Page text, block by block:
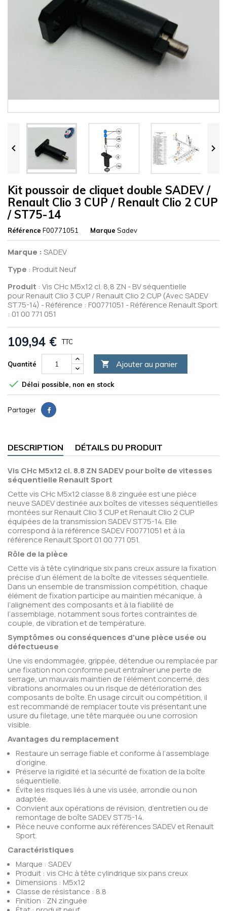
 
Kit poussoir de cliquet double SADEV /
Renault Clio 3 CUP / Renault Clio 2 CUP
/ ST75-14
Référence F00771051 Marque Sadev
Marque : SADEV
Type : Produit Neuf
Produit : Vis CHc M5x12 cl. 8,8 ZN - BV séquentielle
pour Renault Clio 3 CUP / Renault Clio 2 CUP (Avec SADEV
ST75-14) - Référence : F00771051 - Référence Renault Sport
: 01 00 771 051
109,94 € TTC
Quantité  Ajouter au panier
 Délai possible, non en stock
Partager
DESCRIPTION DÉTAILS DU PRODUIT
Vis CHc M5x12 cl. 8.8 ZN SADEV pour boîte de vitesses
séquentielle Renault Sport
Cette vis CHc M5x12 classe 8.8 zinguée est une pièce
neuve SADEV destinée aux boîtes de vitesses séquentielles
montées sur Renault Clio 3 CUP et Renault Clio 2 CUP
équipées de la transmission SADEV ST75-14. Elle
correspond à la référence SADEV F00771051 et à la
référence Renault Sport 01 00 771 051.
Rôle de la pièce
Cette vis à tête cylindrique six pans creux assure la fixation
précise d’un élément de la boîte de vitesses séquentielle.
Dans un ensemble de transmission compétition, chaque
élément de fixation participe au maintien mécanique, à
l’alignement des composants et à la fiabilité de
l’assemblage, notamment sous fortes contraintes de
couple, de vibration et de température.
Symptômes ou conséquences d'une pièce usée ou
défectueuse
Une vis endommagée, grippée, détendue ou remplacée par
une fixation non conforme peut entraîner une perte de
serrage, un mauvais maintien de l’élément concerné, des
vibrations anormales ou un risque de détérioration des
composants de boîte. En usage circuit ou compétition, il
est recommandé de remplacer toute vis présentant une
usure du filetage, une tête marquée ou une corrosion
visible.
Avantages du remplacement
Restaure un serrage fiable et conforme à l’assemblage
d’origine.
Préserve la rigidité et la sécurité de fixation de la boîte
séquentielle.
Évite les risques liés à une vis usée, arrondie ou non
adaptée.
Convient aux opérations de révision, d’entretien ou de
remontage de boîte SADEV ST75-14.
Pièce neuve conforme aux références SADEV et Renault
Sport.
Caractéristiques
Marque : SADEV
Produit : vis CHc à tête cylindrique six pans creux
Dimensions : M5x12
Classe de résistance : 8.8
Finition : ZN zinguée